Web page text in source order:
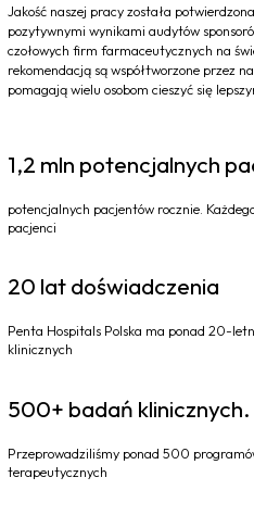
Jakość naszej pracy została
pozytywnymi wynikami audytów
czołowych firm farmaceutycznych na
rekomendacją są współtworzone przez
pomagają wielu osobom cieszyć się
1,2 mln potencjalnych
potencjalnych pacjentów rocznie.
pacjenci
20 lat doświadczenia
Penta Hospitals Polska ma ponad 20-
klinicznych
500+ badań klinicznych.
Przeprowadziliśmy ponad 500
terapeutycznych